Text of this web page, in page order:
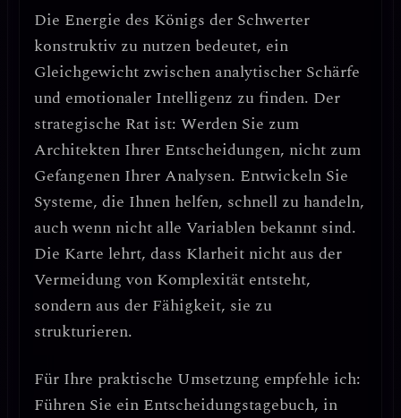
Die Energie des Königs der Schwerter
konstruktiv zu nutzen bedeutet, ein
Gleichgewicht zwischen analytischer Schärfe
und emotionaler Intelligenz zu finden. Der
strategische Rat ist: Werden Sie zum
Architekten Ihrer Entscheidungen, nicht zum
Gefangenen Ihrer Analysen. Entwickeln Sie
Systeme, die Ihnen helfen, schnell zu handeln,
auch wenn nicht alle Variablen bekannt sind.
Die Karte lehrt, dass Klarheit nicht aus der
Vermeidung von Komplexität entsteht,
sondern aus der Fähigkeit, sie zu
strukturieren.
Für Ihre praktische Umsetzung empfehle ich:
Führen Sie ein Entscheidungstagebuch, in